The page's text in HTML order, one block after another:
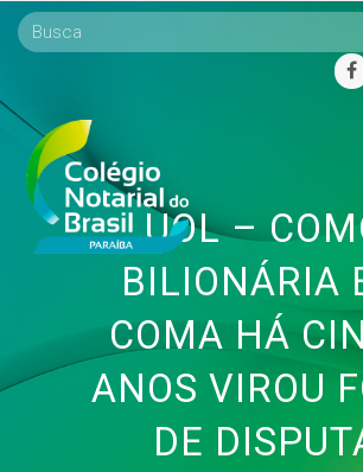
UOL –
BILIONÁRIA
COMA HÁ
ANOS VIROU
DE